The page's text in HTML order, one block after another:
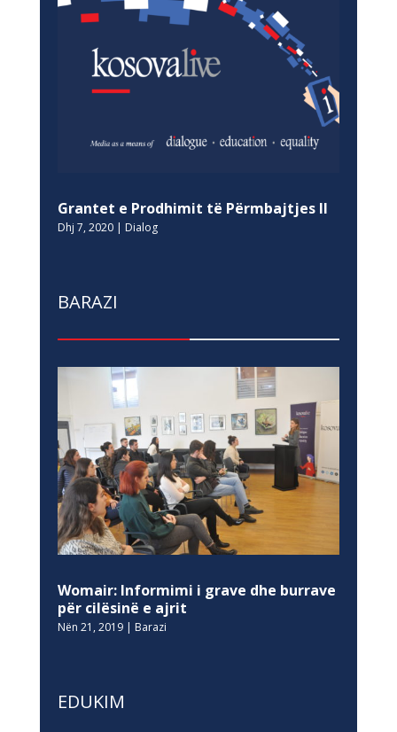
Grantet e Prodhimit të Përmbajtjes II
Dhj 7, 2020| Dialog
BARAZI
Womair: Informimi i grave dhe burrave
për cilësinë e ajrit
Nën 21, 2019| Barazi
EDUKIM